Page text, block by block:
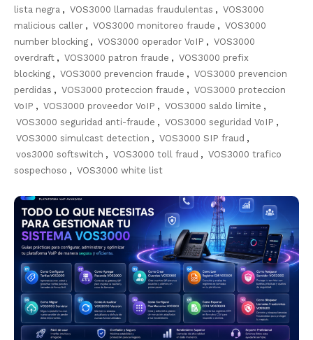
lista negra , VOS3000 llamadas fraudulentas , VOS3000
malicious caller , VOS3000 monitoreo fraude , VOS3000
number blocking , VOS3000 operador VoIP , VOS3000
overdraft , VOS3000 patron fraude , VOS3000 prefix
blocking , VOS3000 prevencion fraude , VOS3000 prevencion
perdidas , VOS3000 proteccion fraude , VOS3000 proteccion
VoIP , VOS3000 proveedor VoIP , VOS3000 saldo limite ,
VOS3000 seguridad anti-fraude , VOS3000 seguridad VoIP ,
VOS3000 simulcast detection , VOS3000 SIP fraud ,
vos3000 softswitch , VOS3000 toll fraud , VOS3000 trafico
sospechoso , VOS3000 white list